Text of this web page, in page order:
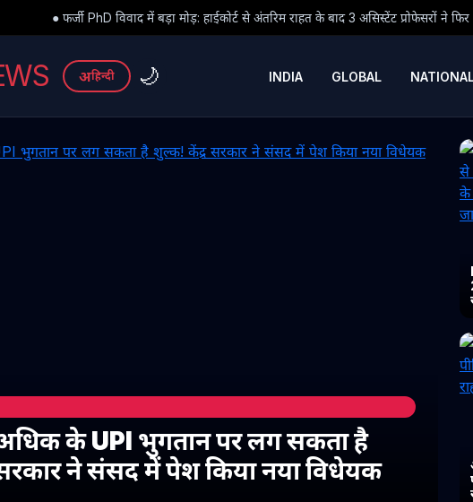
बड़ा मोड़: हाईकोर्ट से अंतरिम राहत के बाद 3 असिस्टेंट प्रोफेसरों ने फिर संभाला कार्यभार, 3 अगस्त को
अहिन्दी 🌙 INDIA GLOBAL
के UPI भुगतान पर लग सकता है
ने संसद में पेश किया नया विधेयक